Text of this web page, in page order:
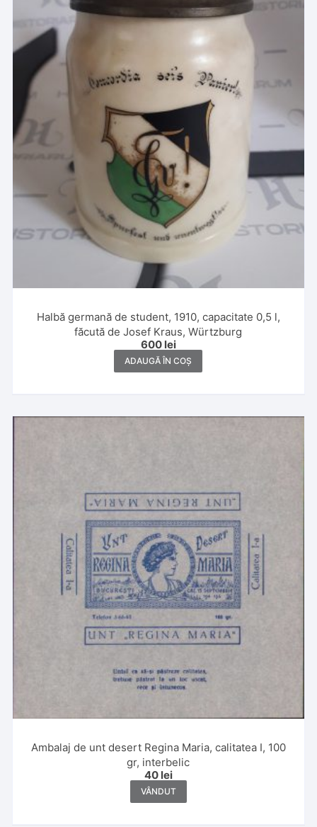
Halbă germană de student, 1910, capacitate 0,5 l,
făcută de Josef Kraus, Würtzburg
600 lei
ADAUGĂ ÎN COȘ
Ambalaj de unt desert Regina Maria, calitatea I, 100
gr, interbelic
40 lei
VÂNDUT